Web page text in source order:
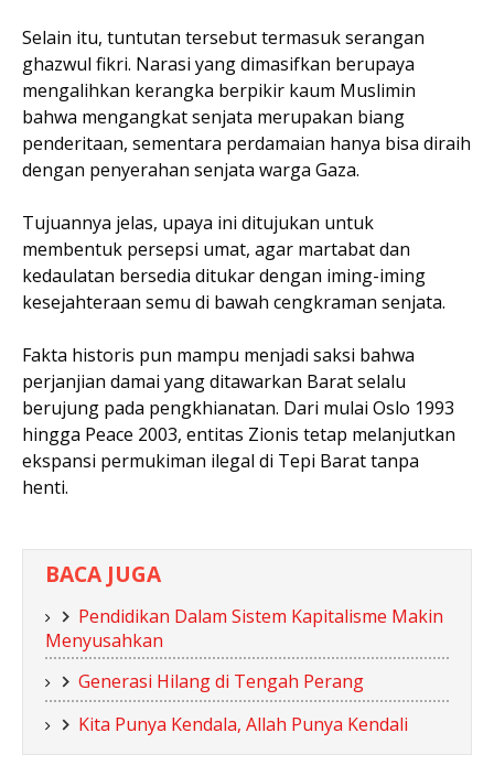
Selain itu, tuntutan tersebut termasuk serangan
ghazwul fikri. Narasi yang dimasifkan berupaya
mengalihkan kerangka berpikir kaum Muslimin
bahwa mengangkat senjata merupakan biang
penderitaan, sementara perdamaian hanya bisa diraih
dengan penyerahan senjata warga Gaza.
Tujuannya jelas, upaya ini ditujukan untuk
membentuk persepsi umat, agar martabat dan
kedaulatan bersedia ditukar dengan iming-iming
kesejahteraan semu di bawah cengkraman senjata.
Fakta historis pun mampu menjadi saksi bahwa
perjanjian damai yang ditawarkan Barat selalu
berujung pada pengkhianatan. Dari mulai Oslo 1993
hingga Peace 2003, entitas Zionis tetap melanjutkan
ekspansi permukiman ilegal di Tepi Barat tanpa
henti.
BACA JUGA
Pendidikan Dalam Sistem Kapitalisme Makin
Menyusahkan
Generasi Hilang di Tengah Perang
Kita Punya Kendala, Allah Punya Kendali